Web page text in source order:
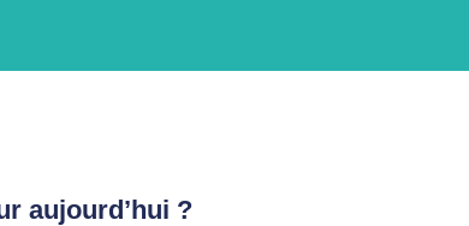
aujourd’hui ?